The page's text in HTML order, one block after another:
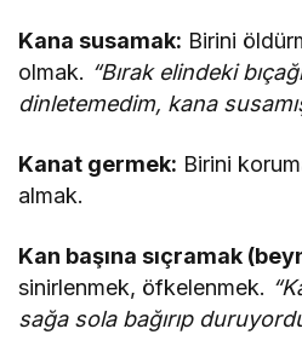
Kana susamak: Birini
olmak. “Bırak elindeki
dinletemedim, kana
Kanat germek: Birini
almak.
Kan başına sıçramak
sinirlenmek, öfkelenmek.
sağa sola bağırıp